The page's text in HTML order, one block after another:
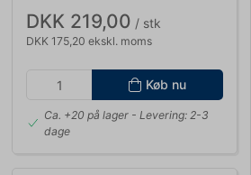
DKK 219,00 / stk
DKK 175,20 ekskl. moms
Køb nu
Ca. +20 på lager - Levering: 2-3
dage